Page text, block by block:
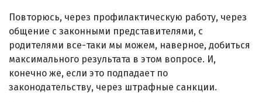
Повторюсь, через профилактическую работу, через
общение с законными представителями, с
родителями все-таки мы можем, наверное, добиться
максимального результата в этом вопросе. И,
конечно же, если это подпадает по
законодательству, через штрафные санкции.